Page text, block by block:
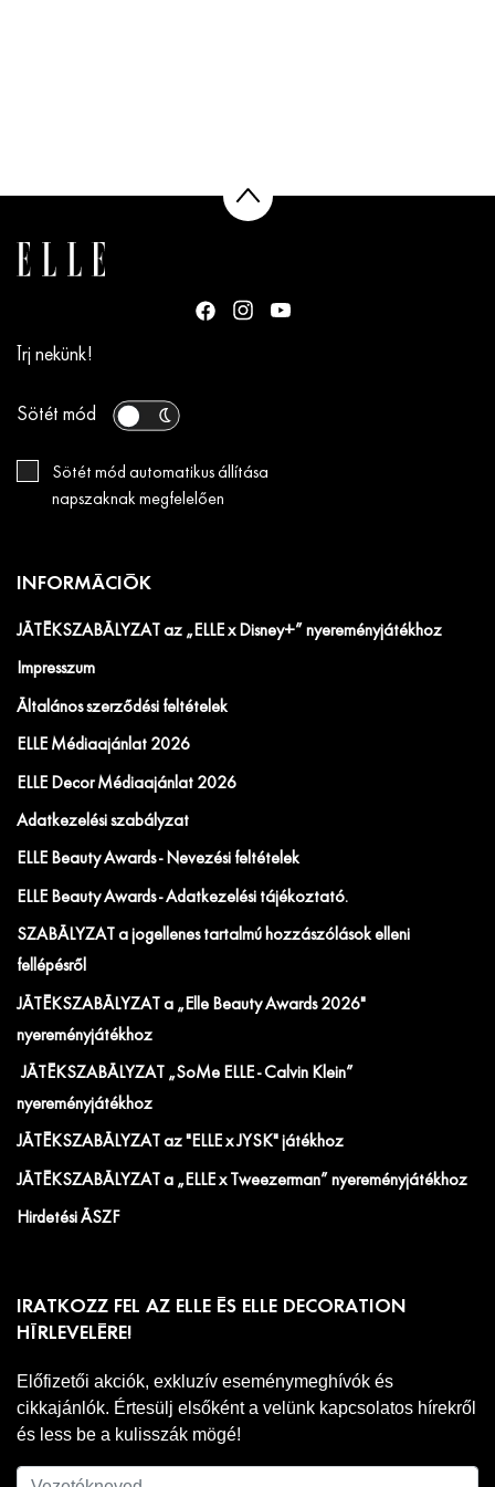
Írj nekünk!
Sötét mód
Sötét mód automatikus állítása
napszaknak megfelelően
INFORMÁCIÓK
JÁTÉKSZABÁLYZAT az „ELLE x Disney+” nyereményjátékhoz
Impresszum
Általános szerződési feltételek
ELLE Médiaajánlat 2026
ELLE Decor Médiaajánlat 2026
Adatkezelési szabályzat
ELLE Beauty Awards - Nevezési feltételek
ELLE Beauty Awards - Adatkezelési tájékoztató.
SZABÁLYZAT a jogellenes tartalmú hozzászólások elleni
fellépésről
JÁTÉKSZABÁLYZAT a „Elle Beauty Awards 2026"
nyereményjátékhoz
JÁTÉKSZABÁLYZAT „SoMe ELLE - Calvin Klein”
nyereményjátékhoz
JÁTÉKSZABÁLYZAT az "ELLE x JYSK" játékhoz
JÁTÉKSZABÁLYZAT a „ELLE x Tweezerman” nyereményjátékhoz
Hirdetési ÁSZF
IRATKOZZ FEL AZ ELLE ÉS ELLE DECORATION
HÍRLEVELÉRE!
Előfizetői akciók, exkluzív eseménymeghívók és
cikkajánlók. Értesülj elsőként a velünk kapcsolatos hírekről
és less be a kulisszák mögé!